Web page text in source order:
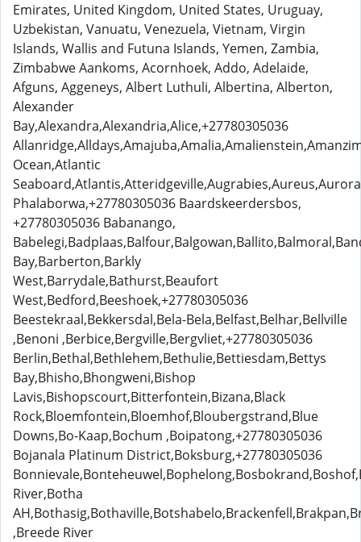
Emirates, United Kingdom, United States, Uruguay,
Uzbekistan, Vanuatu, Venezuela, Vietnam, Virgin
Islands, Wallis and Futuna Islands, Yemen, Zambia,
Zimbabwe Aankoms, Acornhoek, Addo, Adelaide,
Afguns, Aggeneys, Albert Luthuli, Albertina, Alberton,
Alexander
Bay,Alexandra,Alexandria,Alice,+27780305036
Ocean,Atlantic
Phalaborwa,+27780305036 Baardskeerdersbos,
+27780305036 Babanango,
Bay,Barberton,Barkly
West,Barrydale,Bathurst,Beaufort
West,Bedford,Beeshoek,+27780305036
Beestekraal,Bekkersdal,Bela-Bela,Belfast,Belhar,Bellville
,Benoni ,Berbice,Bergville,Bergvliet,+27780305036
Berlin,Bethal,Bethlehem,Bethulie,Bettiesdam,Bettys
Bay,Bhisho,Bhongweni,Bishop
Lavis,Bishopscourt,Bitterfontein,Bizana,Black
Rock,Bloemfontein,Bloemhof,Bloubergstrand,Blue
Downs,Bo-Kaap,Bochum ,Boipatong,+27780305036
Bojanala Platinum District,Boksburg,+27780305036
River,Botha
,Breede River